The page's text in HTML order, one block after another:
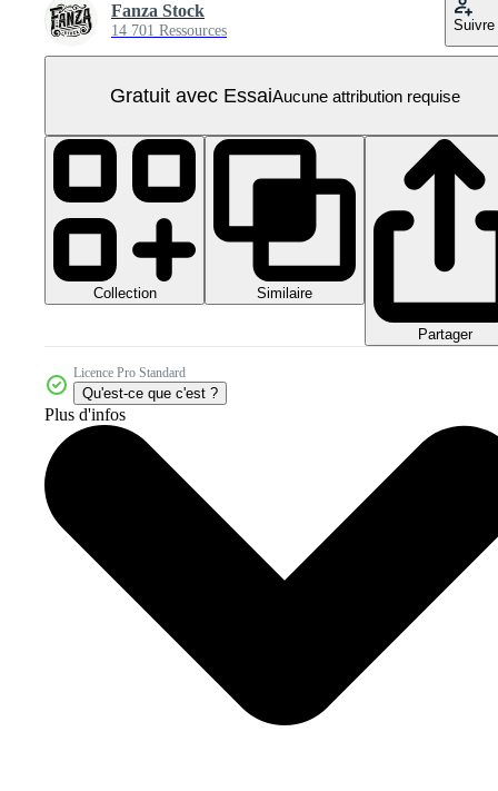
Fanza Stock
14 701 Ressources Suivre
Gratuit avec EssaiAucune attribution requise
Collection Similaire
Partager
Licence Pro Standard
Qu'est-ce que c'est ?
Plus d'infos